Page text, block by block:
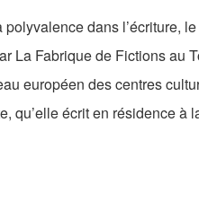
dans l’écriture,
La Fabrique de Fictions au
européen des centres
qu’elle écrit en résidence à